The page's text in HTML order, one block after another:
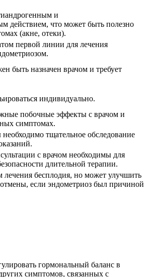
и
действием, что может быть полезно
(акне, отеки).
первой линии для лечения
быть назначен врачом и требует
индивидуально.
побочные эффекты с врачом и
симптомах.
тщательное обследование
с врачом необходимы для
длительной терапии.
лечения бесплодия, но может улучшить
отмены, если эндометриоз был причиной
гормональный баланс в
симптомов, связанных с